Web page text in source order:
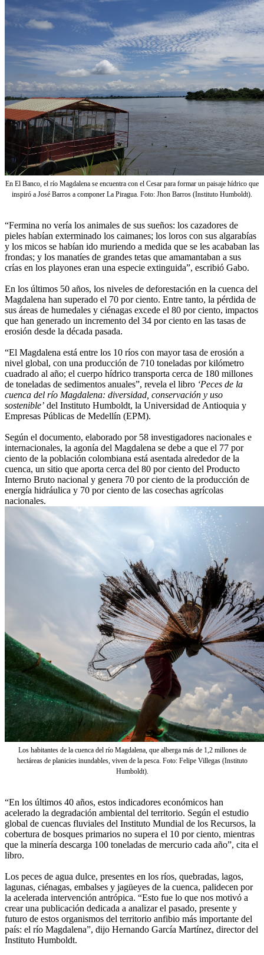
En El Banco, el río Magdalena se encuentra con el Cesar para formar un paisaje hídrico que
inspiró a José Barros a componer La Piragua. Foto: Jhon Barros (Instituto Humboldt).
“Fermina no vería los animales de sus sueños: los cazadores de
pieles habían exterminado los caimanes; los loros con sus algarabías
y los micos se habían ido muriendo a medida que se les acababan las
frondas; y los manatíes de grandes tetas que amamantaban a sus
crías en los playones eran una especie extinguida”, escribió Gabo.
En los últimos 50 años, los niveles de deforestación en la cuenca del
Magdalena han superado el 70 por ciento. Entre tanto, la pérdida de
sus áreas de humedales y ciénagas excede el 80 por ciento, impactos
que han generado un incremento del 34 por ciento en las tasas de
erosión desde la década pasada.
“El Magdalena está entre los 10 ríos con mayor tasa de erosión a
nivel global, con una producción de 710 toneladas por kilómetro
cuadrado al año; el cuerpo hídrico transporta cerca de 180 millones
de toneladas de sedimentos anuales”, revela el libro ‘Peces de la
cuenca del río Magdalena: diversidad, conservación y uso
sostenible’ del Instituto Humboldt, la Universidad de Antioquia y
Empresas Públicas de Medellín (EPM).
Según el documento, elaborado por 58 investigadores nacionales e
internacionales, la agonía del Magdalena se debe a que el 77 por
ciento de la población colombiana está asentada alrededor de la
cuenca, un sitio que aporta cerca del 80 por ciento del Producto
Interno Bruto nacional y genera 70 por ciento de la producción de
energía hidráulica y 70 por ciento de las cosechas agrícolas
nacionales.
Los habitantes de la cuenca del río Magdalena, que alberga más de 1,2 millones de
hectáreas de planicies inundables, viven de la pesca. Foto: Felipe Villegas (Instituto
Humboldt).
“En los últimos 40 años, estos indicadores económicos han
acelerado la degradación ambiental del territorio. Según el estudio
global de cuencas fluviales del Instituto Mundial de los Recursos, la
cobertura de bosques primarios no supera el 10 por ciento, mientras
que la minería descarga 100 toneladas de mercurio cada año”, cita el
libro.
Los peces de agua dulce, presentes en los ríos, quebradas, lagos,
lagunas, ciénagas, embalses y jagüeyes de la cuenca, palidecen por
la acelerada intervención antrópica. “Esto fue lo que nos motivó a
crear una publicación dedicada a analizar el pasado, presente y
futuro de estos organismos del territorio anfibio más importante del
país: el río Magdalena”, dijo Hernando García Martínez, director del
Instituto Humboldt.